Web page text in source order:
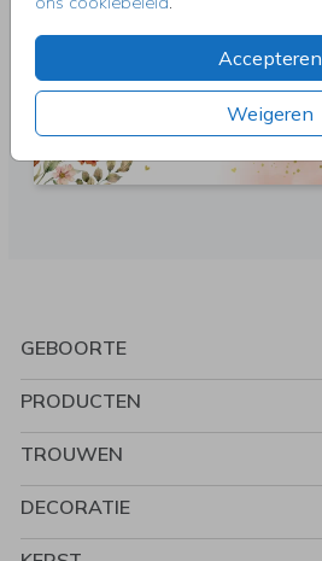
Accepteren
Weigeren
GEBOORTE
PRODUCTEN
TROUWEN
DECORATIE